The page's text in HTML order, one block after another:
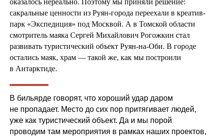
оказалось нереально. Поэтому мы приняли решение:
сакральные ценности из Руян-города переехали в креатив-
парк «Экспедиция» под Москвой. А в Томской области
смотритель маяка Сергей Михайлович Рогожкин стал
развивать туристический объект Руян-на-Оби. В городе
остались маяк, храм — такой же, как мы построили
в Антарктиде.
В бильярде говорят, что хороший удар даром
не пропадает. Место до сих пор притягивает людей,
уже как туристический объект. Да и мы порой
проводим там мероприятия в рамках наших проектов,